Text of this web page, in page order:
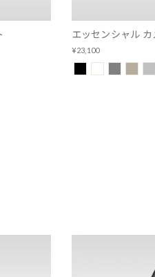
エッセンシャル
¥23,100